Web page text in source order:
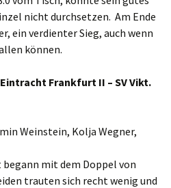
nicht durchsetzen. Am Ende
ein verdienter Sieg, auch wenn
können.
Frankfurt II – SV Vikt.
Weinstein, Kolja Wegner,
mit dem Doppel von
trauten sich recht wenig und